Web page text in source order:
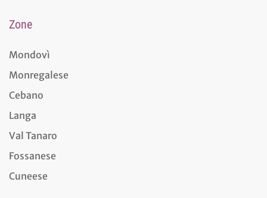
Zone
Mondovì
Monregalese
Cebano
Langa
Val Tanaro
Fossanese
Cuneese